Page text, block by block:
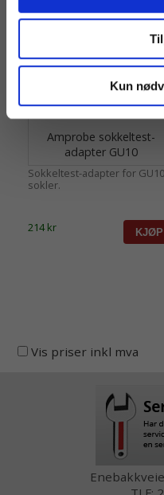
Kun
Amprobe sokkeltest-
adapter GU10
Sokkeltest-adapter for GU10
sokler.
214 kr
Vis priser inkl mva